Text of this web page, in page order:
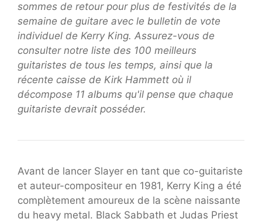
sommes de retour pour plus de festivités de la
semaine de guitare avec le bulletin de vote
individuel de Kerry King. Assurez-vous de
consulter notre liste des 100 meilleurs
guitaristes de tous les temps, ainsi que la
récente caisse de Kirk Hammett où il
décompose 11 albums qu'il pense que chaque
guitariste devrait posséder.
Avant de lancer Slayer en tant que co-guitariste
et auteur-compositeur en 1981, Kerry King a été
complètement amoureux de la scène naissante
du heavy metal. Black Sabbath et Judas Priest